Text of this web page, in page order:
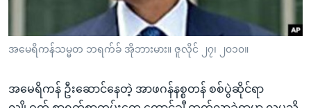
သို့
ရန်
ဗွီအိုအေ လူမှုကွန်ယက်များ
အမေရိကန်သမ္မတ ဘရက်ခ် အိုဘားမား။ ဇူလိုင် ၂၇၊ ၂၀၁၀။
အမေရိကန် ဦးဆောင်နေတဲ့ အာဖဂန်နစ္စတန် စစ်ပွဲဆိုင်ရာ